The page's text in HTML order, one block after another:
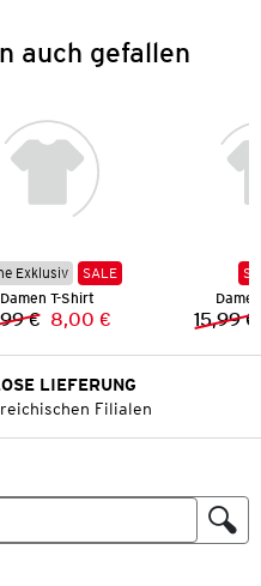
auch gefallen
Exklusiv
SALE
Damen T-Shirt
Vorheriger Preis:
€ Neuer Preis:
8,00 € 15,99 €
LIEFERUNG
Filialen